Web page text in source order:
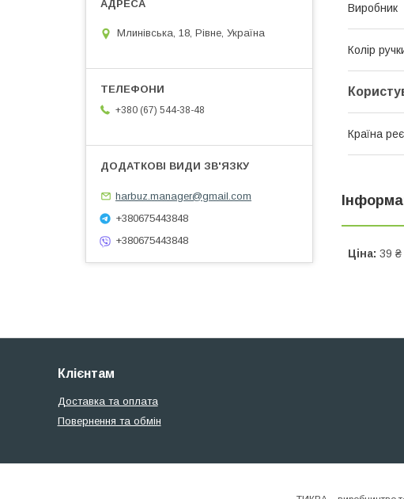
Виробник
Колір
Країна
Ціна: 39 ₴
Млинівська, 18, Рівне, Україна
+380 (67) 544-38-48
harbuz.manager@gmail.com
+380675443848
+380675443848
Клієнтам
Доставка та оплата
Повернення та обмін